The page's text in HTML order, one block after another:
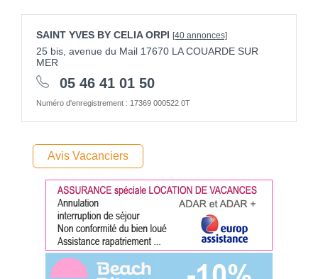
SAINT YVES BY CELIA ORPI [40 annonces]
25 bis, avenue du Mail 17670 LA COUARDE SUR
MER
05 46 41 01 50
Numéro d'enregistrement : 17369 000522 0T
Avis Vacanciers